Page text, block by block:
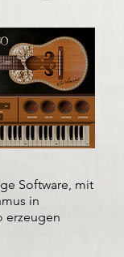
Software, mit
in
erzeugen